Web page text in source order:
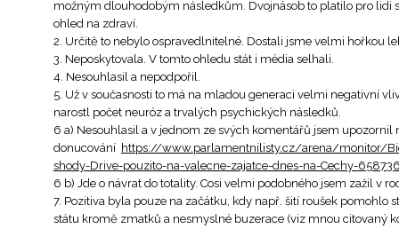
možným dlouhodobým následkům. Dvojnásob to platilo pro
ohled na zdraví.
2. Určitě to nebylo ospravedlnitelné. Dostali jsme velmi hořkou
3. Neposkytovala. V tomto ohledu stát i média selhali.
4. Nesouhlasil a nepodpořil.
5. Už v současnosti to má na mladou generaci velmi negativní
narostl počet neuróz a trvalých psychických následků.
6 a) Nesouhlasil a v jednom ze svých komentářů jsem
donucování https://www.parlamentnilisty.cz/arena/monitor/
shody-Drive-pouzito-na-valecne-zajatce-dnes-na-Cechy-
6 b) Jde o návrat do totality. Cosi velmi podobného jsem zažil v
7. Pozitiva byla pouze na začátku, kdy např. šití roušek
státu kromě zmatků a nesmyslné buzerace (viz mnou citovaný